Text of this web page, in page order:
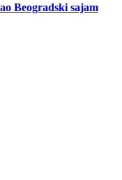
Beogradski sajam